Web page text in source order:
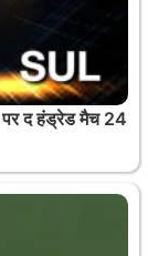
पर द हंड्रेड मैच 24